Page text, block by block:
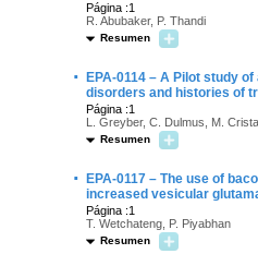
Página :1
R. Abubaker, P. Thandi
Resumen
·
EPA-0114 – A Pilot study
disorders and histories of
Página :1
L. Greyber, C. Dulmus, M.
Resumen
·
EPA-0117 – The use of
increased vesicular
Página :1
T. Wetchateng, P. Piyabhan
Resumen